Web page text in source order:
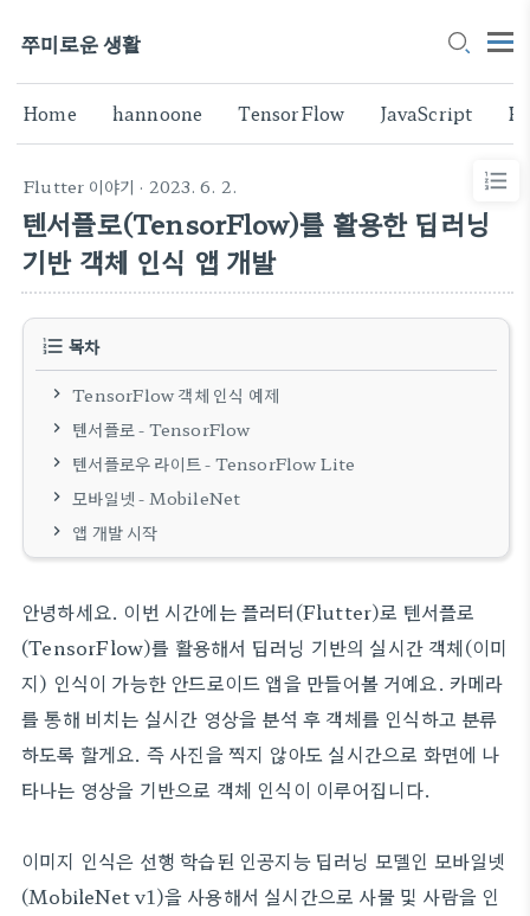
쭈미로운 생활
Home hannoone TensorFlow JavaScript
Flutter 이야기 · 2023. 6. 2.
텐서플로(TensorFlow)를 활용한 딥러닝
기반 객체 인식 앱 개발
목차
TensorFlow 객체 인식 예제
텐서플로 - TensorFlow
텐서플로우 라이트 - TensorFlow Lite
모바일넷 - MobileNet
앱 개발 시작
안녕하세요. 이번 시간에는 플러터(Flutter)로 텐서플로
(TensorFlow)를 활용해서 딥러닝 기반의 실시간 객체(이미
지) 인식이 가능한 안드로이드 앱을 만들어볼 거예요. 카메라
를 통해 비치는 실시간 영상을 분석 후 객체를 인식하고 분류
하도록 할게요. 즉 사진을 찍지 않아도 실시간으로 화면에 나
타나는 영상을 기반으로 객체 인식이 이루어집니다.
이미지 인식은 선행 학습된 인공지능 딥러닝 모델인 모바일넷
(MobileNet v1)을 사용해서 실시간으로 사물 및 사람을 인